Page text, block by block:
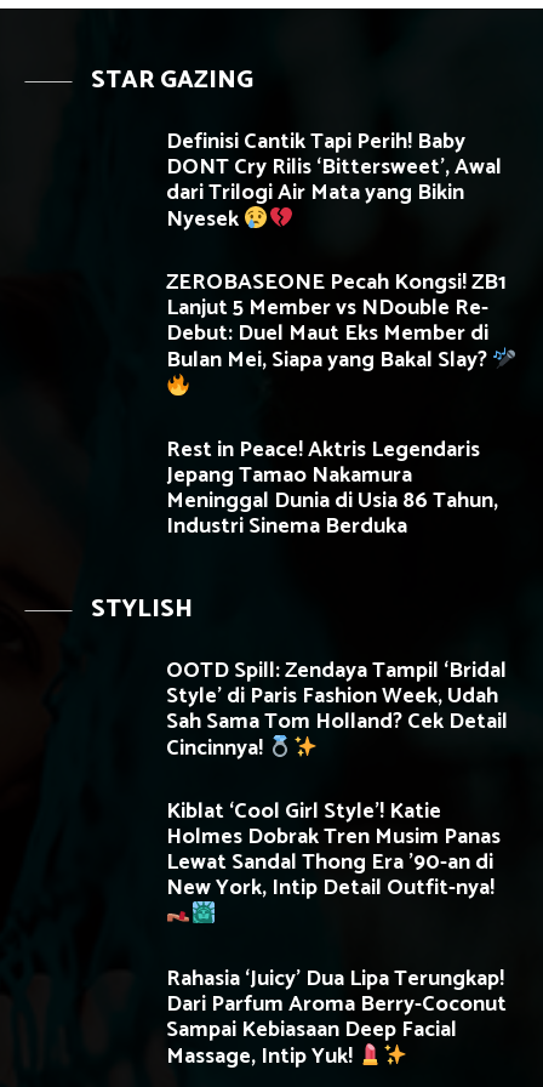
STAR GAZING
Definisi Cantik Tapi Perih! Baby
DONT Cry Rilis ‘Bittersweet’, Awal
dari Trilogi Air Mata yang Bikin
Nyesek
ZEROBASEONE Pecah Kongsi! ZB1
Lanjut 5 Member vs NDouble Re-
Debut: Duel Maut Eks Member di
Bulan Mei, Siapa yang Bakal Slay?
Rest in Peace! Aktris Legendaris
Jepang Tamao Nakamura
Meninggal Dunia di Usia 86 Tahun,
Industri Sinema Berduka
STYLISH
OOTD Spill: Zendaya Tampil ‘Bridal
Style’ di Paris Fashion Week, Udah
Sah Sama Tom Holland? Cek Detail
Cincinnya!
Kiblat ‘Cool Girl Style’! Katie
Holmes Dobrak Tren Musim Panas
Lewat Sandal Thong Era ’90-an di
New York, Intip Detail Outfit-nya!
Rahasia ‘Juicy’ Dua Lipa Terungkap!
Dari Parfum Aroma Berry-Coconut
Sampai Kebiasaan Deep Facial
Massage, Intip Yuk!